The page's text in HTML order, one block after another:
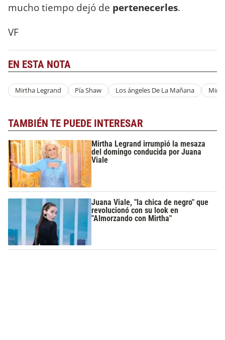
mucho tiempo dejó de pertenecerles.
VF
EN ESTA NOTA
Mirtha Legrand Pía Shaw Los ángeles De La Mañana
TAMBIÉN TE PUEDE INTERESAR
Mirtha Legrand irrumpió la mesaza
del domingo conducida por Juana
Viale
Juana Viale, "la chica de negro" que
revolucionó con su look en
"Almorzando con Mirtha"